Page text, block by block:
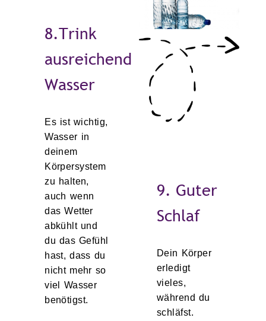
8.Trink
ausreichend
Wasser
Es ist wichtig,
Wasser in
deinem
Körpersystem
zu halten,
auch wenn
das Wetter
abkühlt und
du das Gefühl
hast, dass du
nicht mehr so
viel Wasser
benötigst.
9. Guter
Schlaf
Dein Körper
erledigt
vieles,
während du
schläfst.